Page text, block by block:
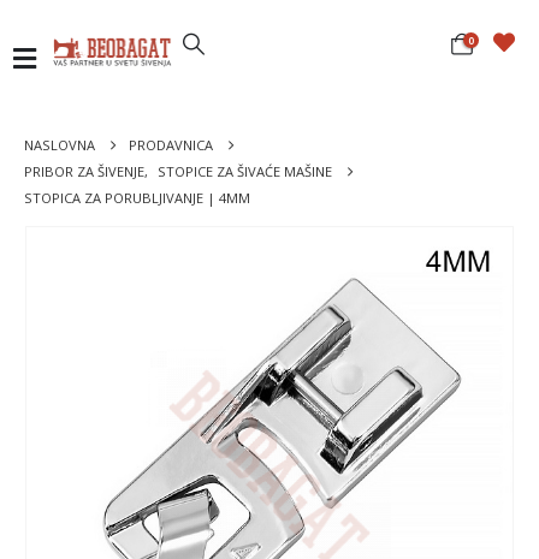
0
NASLOVNA
PRODAVNICA
PRIBOR ZA ŠIVENJE,
STOPICE ZA ŠIVAĆE MAŠINE
STOPICA ZA PORUBLJIVANJE | 4MM